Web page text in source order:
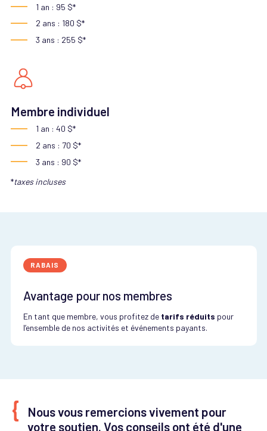
1 an : 95 $*
2 ans : 180 $*
3 ans : 255 $*
Membre individuel
1 an : 40 $*
2 ans : 70 $*
3 ans : 90 $*
*taxes incluses
RABAIS
Avantage pour nos membres
En tant que membre, vous profitez de tarifs réduits pour
l’ensemble de nos activités et événements payants.
Nous vous remercions vivement pour
votre soutien. Vos conseils ont été d'une